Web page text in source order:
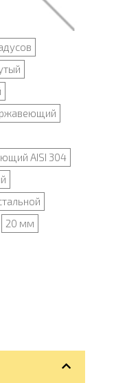
AISI 304
20 мм